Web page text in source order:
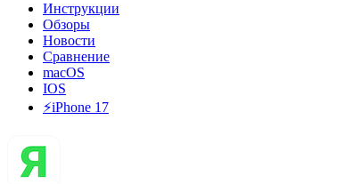
Инструкции
Обзоры
Новости
Сравнение
macOS
IOS
⚡️iPhone 17